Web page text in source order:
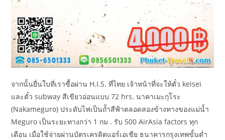
จากนั้นยื่นใบที่เราซื้อผ่าน H.I.S. ที่ไทย เจ้าหน้าที่จะให้ตั๋ว keisei
และตั๋ว subway สีเขียวอ่อนแบบ 72 hrs. นาคาเมะกุโระ
(Nakameguro) ประดับไฟเป็นถ้ำสีฟ้าตลอดสองข้างทางของแม่น้ำ
Meguro เป็นระยะทางกว่า 1 กม . รับ 500 AirAsia factors ทุก
เดือน เมื่อใช้จ่ายผ่านบัตรเครดิตแอร์เอเชีย ธนาคารกรุงเทพขั้นต่ำ